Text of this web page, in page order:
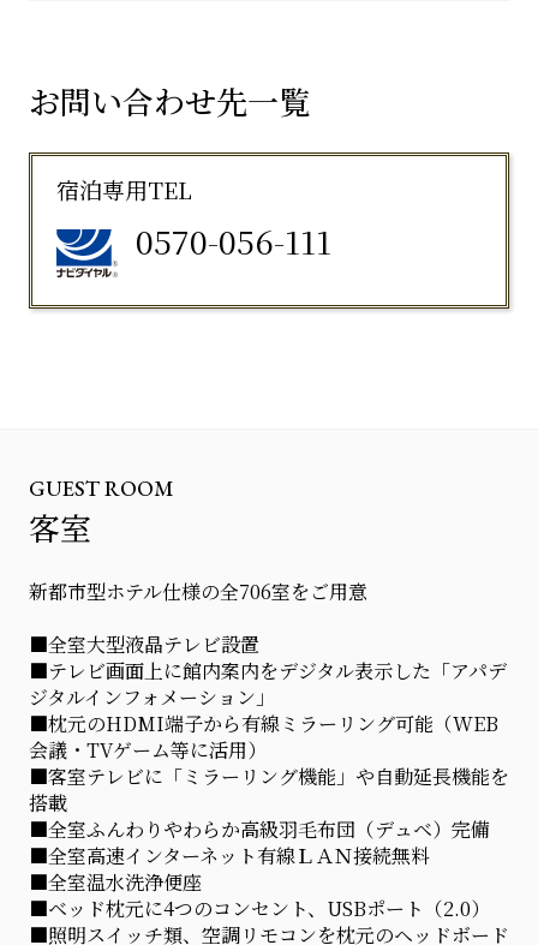
お問い合わせ先一覧
宿泊専用TEL
0570-056-111
GUEST ROOM
客室
新都市型ホテル仕様の全706室をご用意
■全室大型液晶テレビ設置
■テレビ画面上に館内案内をデジタル表示した「アパデ
ジタルインフォメーション」
■枕元のHDMI端子から有線ミラーリング可能（WEB
会議・TVゲーム等に活用）
■客室テレビに「ミラーリング機能」や自動延長機能を
搭載
■全室ふんわりやわらか高級羽毛布団（デュベ）完備
■全室高速インターネット有線ＬＡＮ接続無料
■全室温水洗浄便座
■ベッド枕元に4つのコンセント、USBポート（2.0）
■照明スイッチ類、空調リモコンを枕元のヘッドボード